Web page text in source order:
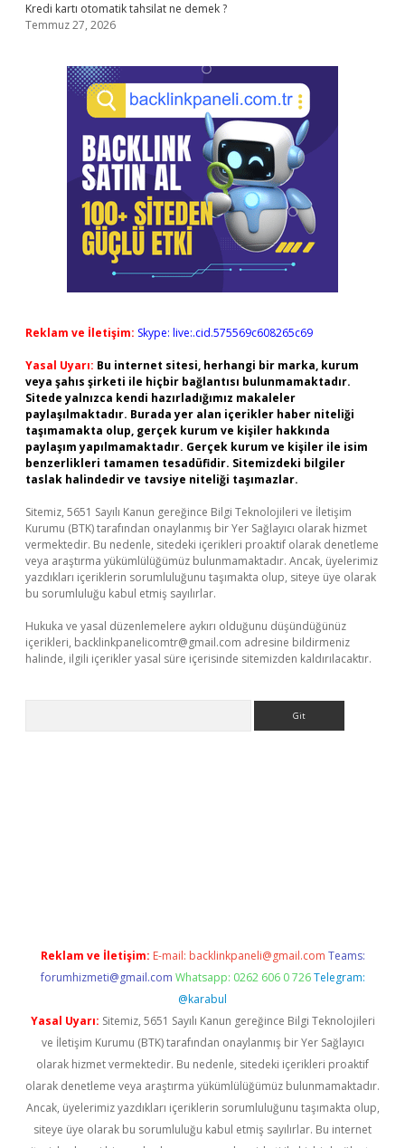
Kredi kartı otomatik tahsilat ne demek ?
Temmuz 27, 2026
Reklam ve İletişim: Skype: live:.cid.575569c608265c69
Yasal Uyarı: Bu internet sitesi, herhangi bir marka, kurum
veya şahıs şirketi ile hiçbir bağlantısı bulunmamaktadır.
Sitede yalnızca kendi hazırladığımız makaleler
paylaşılmaktadır. Burada yer alan içerikler haber niteliği
taşımamakta olup, gerçek kurum ve kişiler hakkında
paylaşım yapılmamaktadır. Gerçek kurum ve kişiler ile isim
benzerlikleri tamamen tesadüfidir. Sitemizdeki bilgiler
taslak halindedir ve tavsiye niteliği taşımazlar.
Sitemiz, 5651 Sayılı Kanun gereğince Bilgi Teknolojileri ve İletişim
Kurumu (BTK) tarafından onaylanmış bir Yer Sağlayıcı olarak hizmet
vermektedir. Bu nedenle, sitedeki içerikleri proaktif olarak denetleme
veya araştırma yükümlülüğümüz bulunmamaktadır. Ancak, üyelerimiz
yazdıkları içeriklerin sorumluluğunu taşımakta olup, siteye üye olarak
bu sorumluluğu kabul etmiş sayılırlar.
Hukuka ve yasal düzenlemelere aykırı olduğunu düşündüğünüz
içerikleri, backlinkpanelicomtr@gmail.com adresine bildirmeniz
halinde, ilgili içerikler yasal süre içerisinde sitemizden kaldırılacaktır.
Reklam ve İletişim: E-mail: backlinkpaneli@gmail.com Teams:
forumhizmeti@gmail.com Whatsapp: 0262 606 0 726 Telegram:
@karabul
Yasal Uyarı: Sitemiz, 5651 Sayılı Kanun gereğince Bilgi Teknolojileri
ve İletişim Kurumu (BTK) tarafından onaylanmış bir Yer Sağlayıcı
olarak hizmet vermektedir. Bu nedenle, sitedeki içerikleri proaktif
olarak denetleme veya araştırma yükümlülüğümüz bulunmamaktadır.
Ancak, üyelerimiz yazdıkları içeriklerin sorumluluğunu taşımakta olup,
siteye üye olarak bu sorumluluğu kabul etmiş sayılırlar. Bu internet